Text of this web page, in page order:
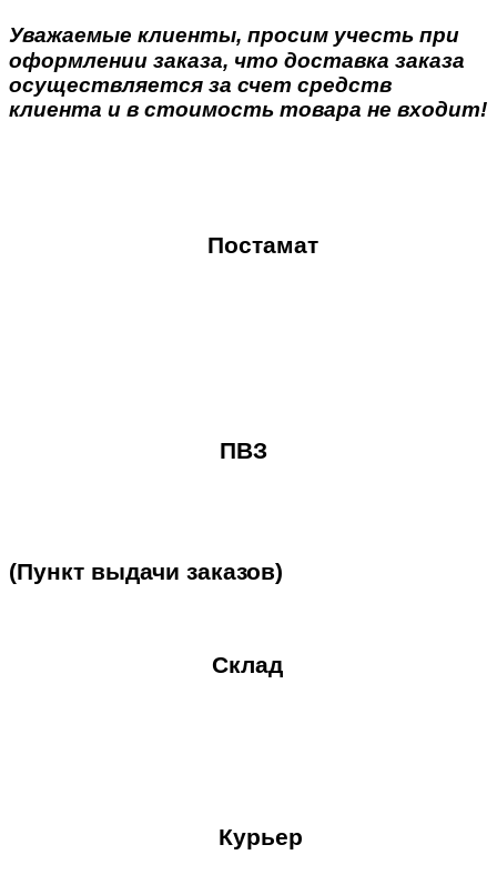
Уважаемые клиенты, просим учесть при
оформлении заказа, что доставка заказа
осуществляется за счет средств
клиента и в стоимость товара не входит!
Постамат
ПВЗ
(Пункт выдачи заказов)
Склад
Курьер